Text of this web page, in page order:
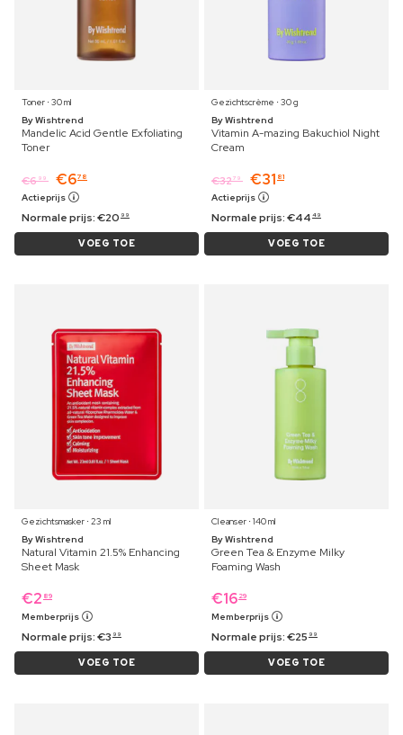
Toner ⋅ 30 ml
By Wishtrend
Mandelic Acid Gentle Exfoliating
Toner
€6 99 €678
Actieprijs
Normale prijs:€20 99
VOEG TOE
Gezichtscrème ⋅ 30 g
By Wishtrend
Vitamin A-mazing Bakuchiol Night
Cream
€3279 €31 81
Actieprijs
Normale prijs:€44 49
VOEG TOE
Gezichtsmasker ⋅ 23 ml
By Wishtrend
Natural Vitamin 21.5% Enhancing
Sheet Mask
€2 89
Memberprijs
Normale prijs:€3 99
VOEG TOE
Cleanser ⋅ 140 ml
By Wishtrend
Green Tea & Enzyme Milky
Foaming Wash
€16 29
Memberprijs
Normale prijs:€25 99
VOEG TOE